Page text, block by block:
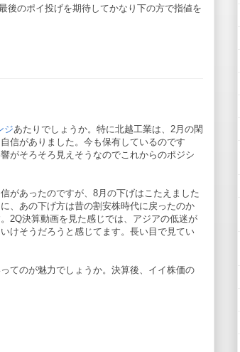
のポイ投げを期待してかなり下の方で指値を
ジあたりでしょうか。特に北越工業は、2月の閑
信がありました。今も保有しているのです
がそろそろ見えそうなのでこれからのポジシ
があったのですが、8月の下げはこたえました
、あの下げ方は昔の割安株時代に戻ったのか
2Q決算動画を見た感じでは、アジアの低迷が
けそうだろうと感じてます。長い目で見てい
てのが魅力でしょうか。決算後、イイ株価の